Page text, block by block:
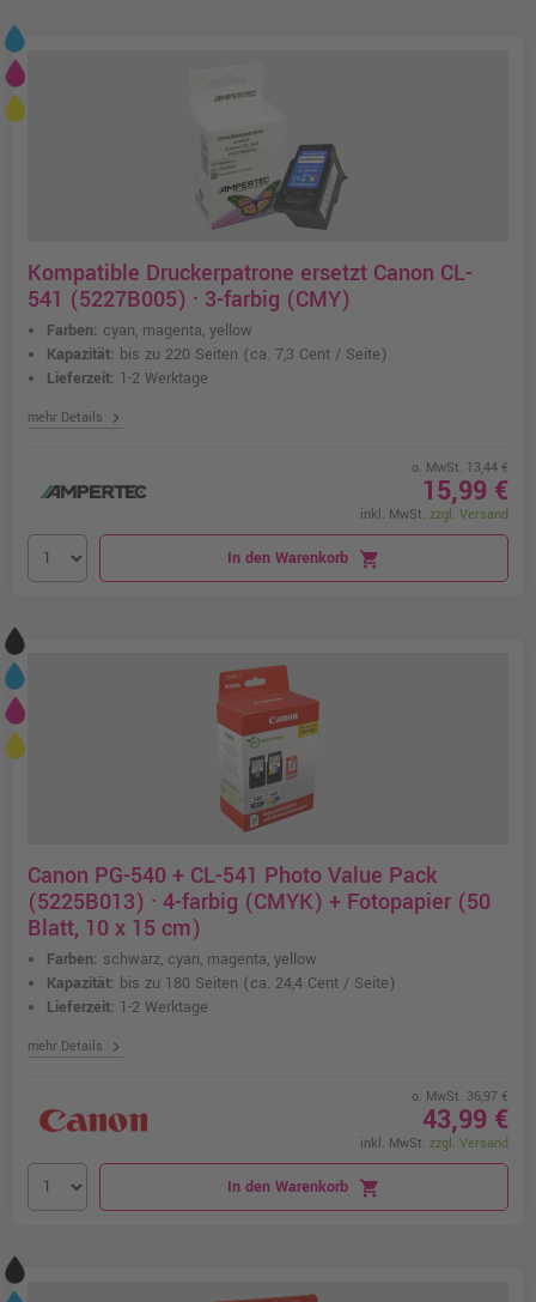
Kompatible Druckerpatrone ersetzt Canon CL-
541 (5227B005) · 3-farbig (CMY)
Farben: cyan, magenta, yellow
Kapazität: bis zu 220 Seiten (ca. 7,3 Cent / Seite)
Lieferzeit: 1-2 Werktage
mehr Details chevron_right
o. MwSt. 13,44 €
15,99 €
inkl. MwSt. zzgl. Versand
In den Warenkorb shopping_cart
Canon PG-540 + CL-541 Photo Value Pack
(5225B013) · 4-farbig (CMYK) + Fotopapier (50
Blatt, 10 x 15 cm)
Farben: schwarz, cyan, magenta, yellow
Kapazität: bis zu 180 Seiten (ca. 24,4 Cent / Seite)
Lieferzeit: 1-2 Werktage
mehr Details chevron_right
o. MwSt. 36,97 €
43,99 €
inkl. MwSt. zzgl. Versand
In den Warenkorb shopping_cart